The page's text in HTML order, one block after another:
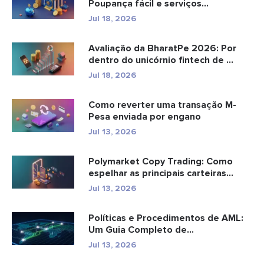
Poupança fácil e serviços
bancários...
Jul 18, 2026
Avaliação da BharatPe 2026: Por
dentro do unicórnio fintech de ...
Jul 18, 2026
Como reverter uma transação M-
Pesa enviada por engano
Jul 13, 2026
Polymarket Copy Trading: Como
espelhar as principais carteiras
com...
Jul 13, 2026
Políticas e Procedimentos de AML:
Um Guia Completo de
Conformidade
Jul 13, 2026